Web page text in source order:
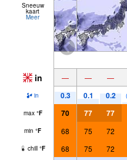
Sneeuw
kaart
Meer
in — — —
in 0.3 0.1 0.2
max °F 70 77 77
min °F 68 75 72
chill °F 68 75 72